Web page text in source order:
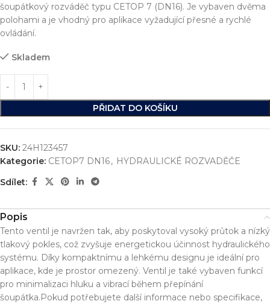
šoupátkový rozváděč typu CETOP 7 (DN16). Je vybaven dvěma
polohami a je vhodný pro aplikace vyžadující přesné a rychlé
ovládání.
Skladem
PŘIDAT DO KOŠÍKU
SKU: 24H123457
Kategorie: CETOP7 DN16, HYDRAULICKÉ ROZVADĚČE
Sdílet:
Popis
Tento ventil je navržen tak, aby poskytoval vysoký průtok a nízký
tlakový pokles, což zvyšuje energetickou účinnost hydraulického
systému. Díky kompaktnímu a lehkému designu je ideální pro
aplikace, kde je prostor omezený. Ventil je také vybaven funkcí
pro minimalizaci hluku a vibrací během přepínání
šoupátka.Pokud potřebujete další informace nebo specifikace,